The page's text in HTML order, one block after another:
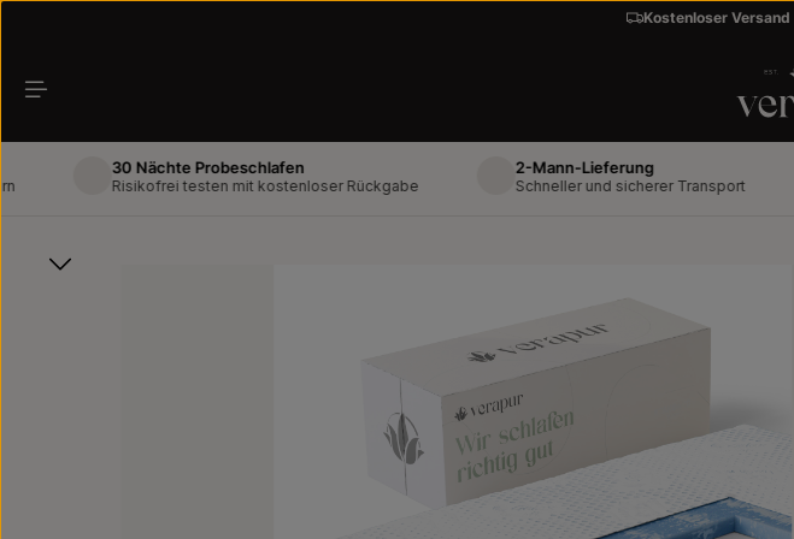
Kostenloser Versand
30 Nächte Probeschlafen
Risikofrei testen mit kostenloser Rückgabe
2-Mann-Lieferung
Schneller und sicherer Transport
Bildergalerie überspringen